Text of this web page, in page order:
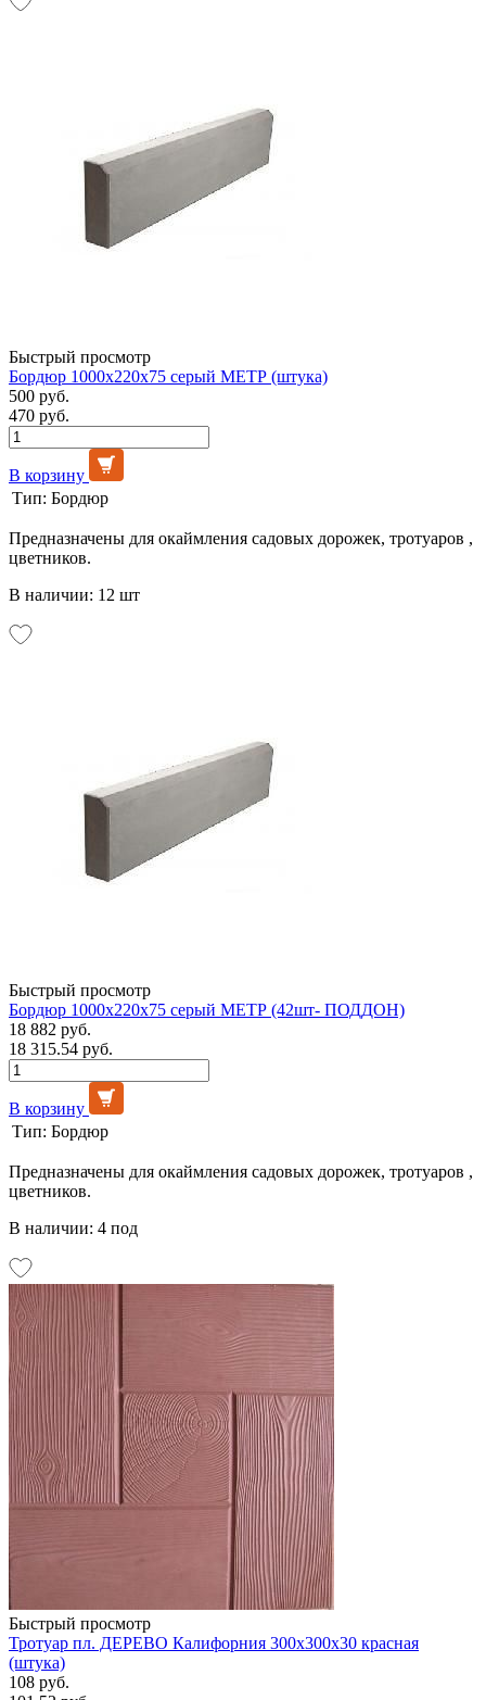
Быстрый просмотр
Бордюр 1000х220х75 серый МЕТР (штука)
500 руб.
470 руб.
В корзину
Тип: Бордюр
Предназначены для окаймления садовых дорожек, тротуаров ,
цветников.
В наличии: 12 шт
Быстрый просмотр
Бордюр 1000х220х75 серый МЕТР (42шт- ПОДДОН)
18 882 руб.
18 315.54 руб.
В корзину
Тип: Бордюр
Предназначены для окаймления садовых дорожек, тротуаров ,
цветников.
В наличии: 4 под
Быстрый просмотр
Тротуар пл. ДЕРЕВО Калифорния 300х300х30 красная
(штука)
108 руб.